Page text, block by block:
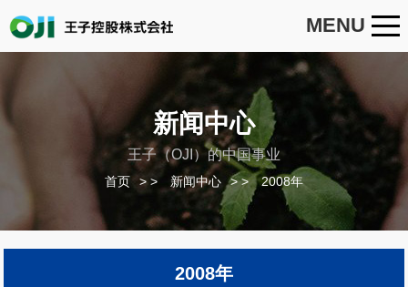
MENU
新闻中心
王子（OJI）的中国事业
首页 > 新闻中心 > 2008年
2008年